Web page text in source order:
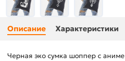
Описание Характеристики
Черная эко сумка шоппер с